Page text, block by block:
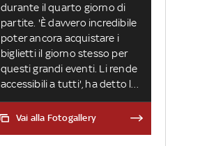
durante il quarto giorno di
partite. 'È davvero incredibile
poter ancora acquistare i
biglietti il giorno stesso per
questi grandi eventi. Li rende
accessibili a tutti', ha detto la
principessa di Galles che poi
ha incontrato i bambini dello
Vai alla Fotogallery